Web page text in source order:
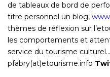
de tableaux de bord de
titre personnel un blog,
thèmes de réflexion sur
les comportements et
service du tourisme culturel…
pfabry(at)etourisme.info